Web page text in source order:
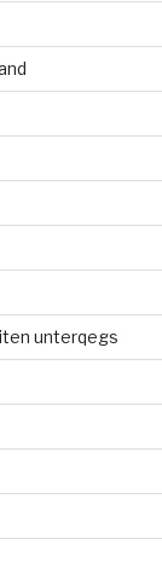
unterqegs